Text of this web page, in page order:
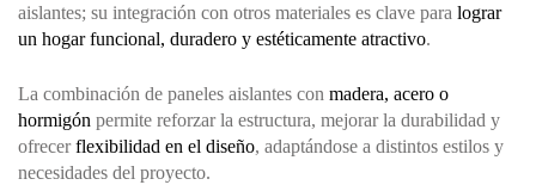
aislantes; su integración con otros materiales es clave para lograr
un hogar funcional, duradero y estéticamente atractivo.
La combinación de paneles aislantes con madera, acero o
hormigón permite reforzar la estructura, mejorar la durabilidad y
ofrecerflexibilidad en el diseño, adaptándose a distintos estilos y
necesidades del proyecto.